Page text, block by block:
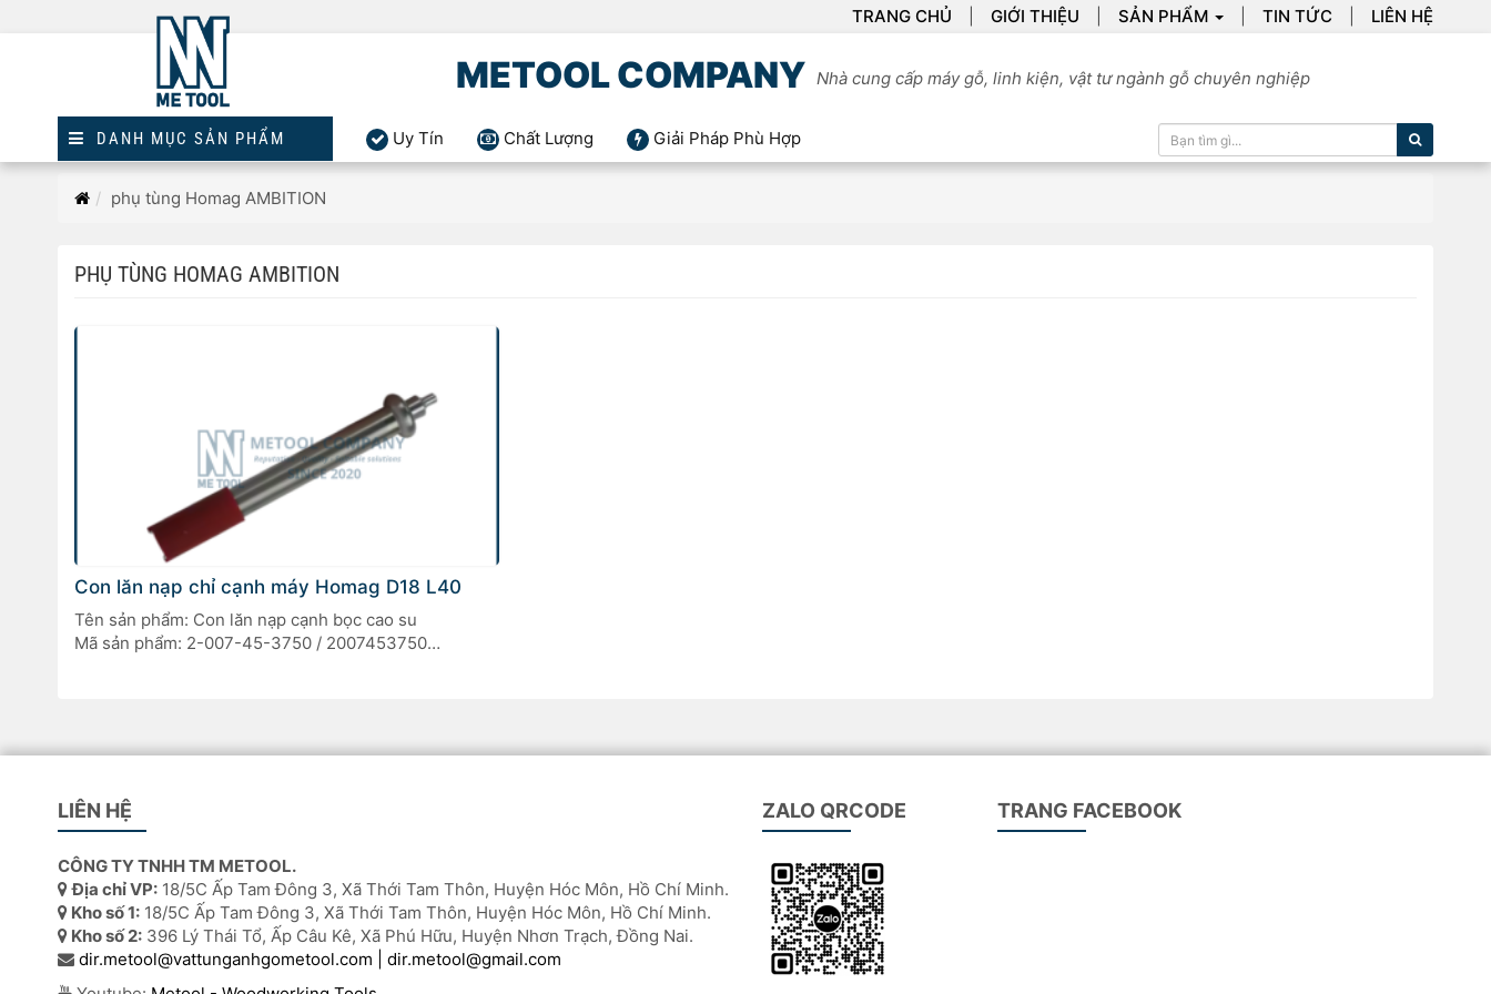
TRANG CHỦ GIỚI THIỆU SẢN PHẨM TIN TỨC LIÊN HỆ
METOOL COMPANY Nhà cung cấp máy gỗ, linh kiện, vật tư ngành gỗ chuyên nghiệp
DANH MỤC SẢN PHẨM Uy Tín Chất Lượng Giải Pháp Phù Hợp
Trangphụ tùng Homag AMBITION
PHỤ TÙNG HOMAG AMBITION
Con lăn nạp chỉ cạnh máy Homag D18 L40
Tên sản phẩm: Con lăn nạp cạnh bọc cao su
Mã sản phẩm: 2-007-45-3750 / 2007453750
LIÊN HỆ
CÔNG TY TNHH TM METOOL.
Địa chỉ VP: 18/5C Ấp Tam Đông 3, Xã Thới Tam Thôn, Huyện Hóc Môn, Hồ Chí Minh.
Kho số 1: 18/5C Ấp Tam Đông 3, Xã Thới Tam Thôn, Huyện Hóc Môn, Hồ Chí Minh.
Kho số 2: 396 Lý Thái Tổ, Ấp Câu Kê, Xã Phú Hữu, Huyện Nhơn Trạch, Đồng Nai.
dir.metool@vattunganhgometool.com | dir.metool@gmail.com
ZALO QRCODE TRANG FACEBOOK